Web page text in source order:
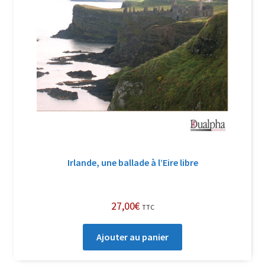
Politique de confidentialité et cookies
Qui sommes-nous ?
Soutien à Philippe Randa
Suivi de la Commande
Irlande, une ballade à l’Eire libre
27,00€ TTC
Ajouter au panier